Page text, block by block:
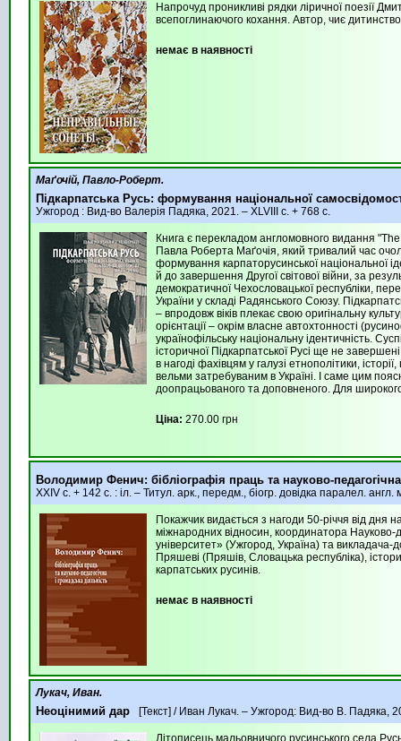
Напрочуд проникливі рядки ліричної поезії
всепоглинаючого кохання. Автор, чиє
немає в наявності
Маґочій, Павло-Роберт.
Підкарпатська Русь: формування національної
Ужгород : Вид-во Валерія Падяка, 2021. – XLVIII с. + 768 с.
Книга є перекладом англомовного видання
Павла Роберта Маґочія, який тривалий час
формування карпаторусинської національної
й до завершення Другої світової війни, за
демократичної Чехословацької республіки,
України у складі Радянського Союзу.
– впродовж віків плекає свою оригінальну
орієнтації – окрім власне автохтонності
українофільську національну ідентичність.
історичної Підкарпатської Русі ще не
в нагоді фахівцям у галузі етнополітики,
вельми затребуваним в Україні. І саме цим
доопрацьованого та доповненого. Для
Ціна: 270.00 грн
Володимир Фенич: бібліографія праць та науково-
XXIV c. + 142 с. : іл. – Титул. арк., передм., біогр. довідка паралел. англ.
Покажчик видається з нагоди 50-річчя від дня
міжнародних відносин, координатора Науково-
університет» (Ужгород, Україна) та викладача-
Пряшеві (Пряшів, Словацька республіка),
карпатських русинів.
немає в наявності
Лукач, Иван.
Неоцінимий дар [Текст] / Иван Лукач. – Ужгород: Вид-во В. Падяка,
Літописець мальовничого русинського села